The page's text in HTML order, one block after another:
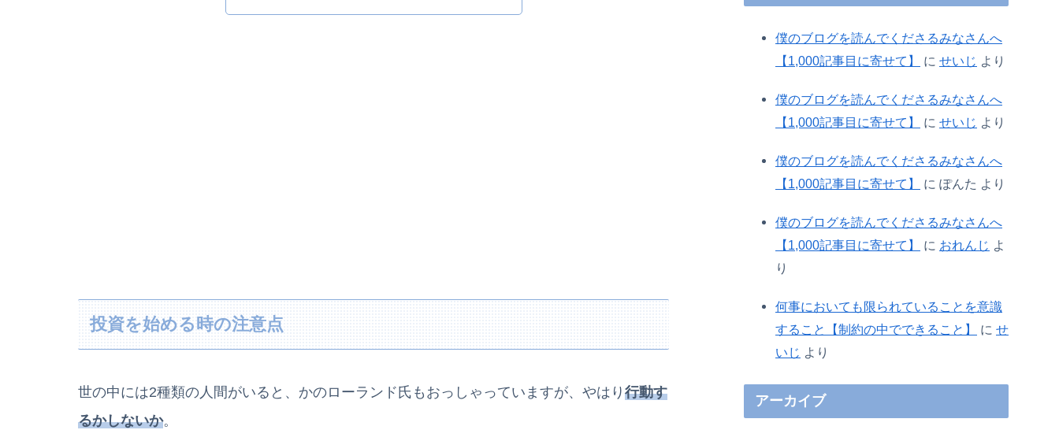
投資を始める時の注意点
世の中には2種類の人間がいると、かのローランド氏もおっしゃっていますが、やはり 行動す
るかしないか。
僕のブログを読んでくださるみなさんへ
【1,000記事目に寄せて】
に せいじ より
僕のブログを読んでくださるみなさんへ
【1,000記事目に寄せて】
に せいじ より
僕のブログを読んでくださるみなさんへ
【1,000記事目に寄せて】
に ぽんた より
僕のブログを読んでくださるみなさんへ
【1,000記事目に寄せて】
に おれんじ よ
り
何事においても限られていることを意識
すること【制約の中でできること】
に せ
いじ より
アーカイブ